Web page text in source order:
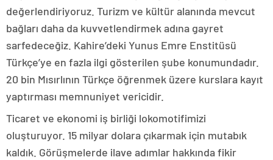
değerlendiriyoruz. Turizm ve kültür alanında mevcut
bağları daha da kuvvetlendirmek adına gayret
sarfedeceğiz. Kahire’deki Yunus Emre Enstitüsü
Türkçe’ye en fazla ilgi gösterilen şube konumundadır.
20 bin Mısırlının Türkçe öğrenmek üzere kurslara kayıt
yaptırması memnuniyet vericidir.
Ticaret ve ekonomi iş birliği lokomotifimizi
oluşturuyor. 15 milyar dolara çıkarmak için mutabık
kaldık. Görüşmelerde ilave adımlar hakkında fikir